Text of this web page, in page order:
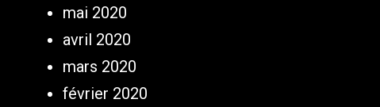
mai 2020
avril 2020
mars 2020
février 2020